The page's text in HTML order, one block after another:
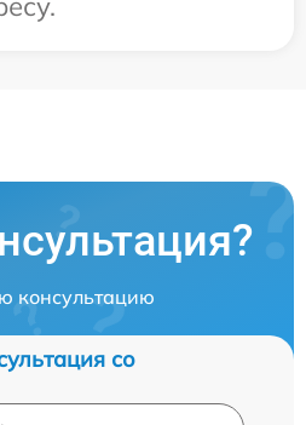
консультацию
со